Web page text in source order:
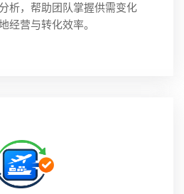
析，帮助团队掌握供需变化
经营与转化效率。